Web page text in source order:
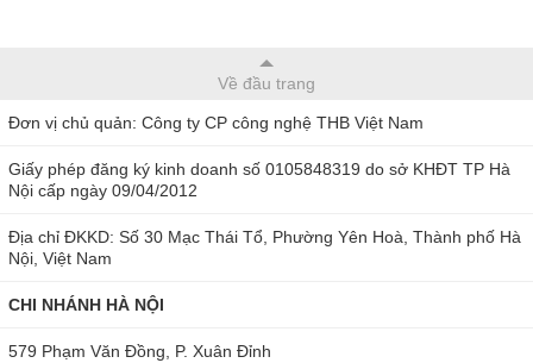
Ampe kìm Hioki CM4373 đo lường đa dạng
Về đầu trang
Đơn vị chủ quản: Công ty CP công nghệ THB Việt Nam
Giấy phép đăng ký kinh doanh số 0105848319 do sở KHĐT TP Hà
Nội cấp ngày 09/04/2012
Địa chỉ ĐKKD: Số 30 Mạc Thái Tổ, Phường Yên Hoà, Thành phố Hà
Nội, Việt Nam
CHI NHÁNH HÀ NỘI
579 Phạm Văn Đồng, P. Xuân Đỉnh